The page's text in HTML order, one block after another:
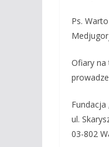
Ps.
Ofiary na
Fundacja
ul.
03-802